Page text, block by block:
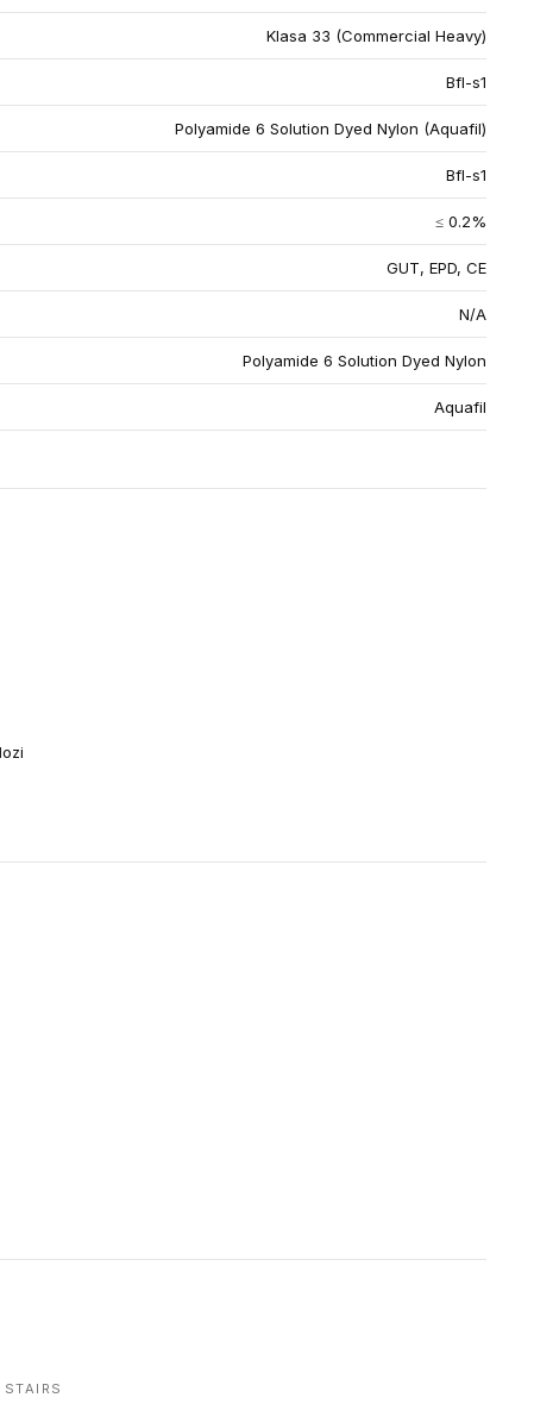
Klasa 33 (Commercial Heavy)
Bfl-s1
Polyamide 6 Solution Dyed Nylon (Aquafil)
Bfl-s1
≤ 0.2%
GUT, EPD, CE
N/A
Polyamide 6 Solution Dyed Nylon
Aquafil
STAIRS